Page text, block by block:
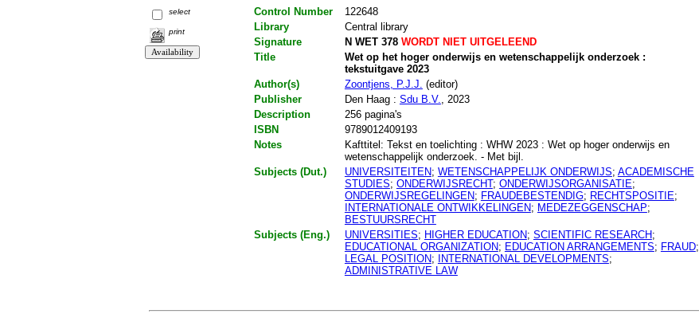
select
print
Control Number
122648
Library
Central library
Signature
N WET 378WORDT NIET UITGELEEND
Title
Wet op het hoger onderwijs en wetenschappelijk onderzoek :
tekstuitgave 2023
Author(s)
Zoontjens, P.J.J. (editor)
Publisher
Den Haag : Sdu B.V.
, 2023
Description
256 pagina's
ISBN
9789012409193
Notes
Kafttitel: Tekst en toelichting : WHW 2023 : Wet op hoger onderwijs en
wetenschappelijk onderzoek. - Met bijl.
Subjects (Dut.)
UNIVERSITEITEN; WETENSCHAPPELIJK ONDERWIJS; ACADEMISCHE
STUDIES; ONDERWIJSRECHT; ONDERWIJSORGANISATIE;
ONDERWIJSREGELINGEN; FRAUDEBESTENDIG; RECHTSPOSITIE;
INTERNATIONALE ONTWIKKELINGEN; MEDEZEGGENSCHAP;
BESTUURSRECHT
Subjects (Eng.)
UNIVERSITIES; HIGHER EDUCATION; SCIENTIFIC RESEARCH;
EDUCATIONAL ORGANIZATION; EDUCATION ARRANGEMENTS; FRAUD;
LEGAL POSITION; INTERNATIONAL DEVELOPMENTS;
ADMINISTRATIVE LAW